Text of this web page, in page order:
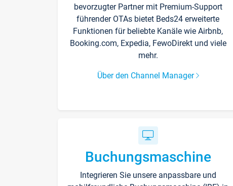
bevorzugter Partner mit Premium-Support
führender OTAs bietet Beds24 erweiterte
Funktionen für beliebte Kanäle wie Airbnb,
Booking.com, Expedia, FewoDirekt und viele
mehr.
Über den Channel Manager
Buchungsmaschine
Integrieren Sie unsere anpassbare und